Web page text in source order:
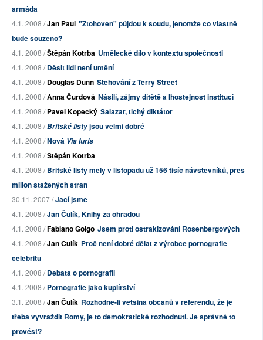
armáda
4.1. 2008 /Jan Paul "Ztohoven" půjdou k soudu, jenomže co vlastně
bude souzeno?
4.1. 2008 /Štěpán Kotrba Umělecké dílo v kontextu společnosti
4.1. 2008 /Děsit lidi není umění
4.1. 2008 /Douglas Dunn Stěhování z Terry Street
4.1. 2008 /Anna Čurdová Násilí, zájmy dítětě a lhostejnost institucí
4.1. 2008 /Pavel Kopecký Salazar, tichý diktátor
4.1. 2008 /Britské listyjsou velmi dobré
4.1. 2008 /Nová Via Iuris
4.1. 2008 /Štěpán Kotrba
4.1. 2008 /Britské listy měly v listopadu už 156 tisíc návštěvníků, přes
milion stažených stran
30.11. 2007 /Jací jsme
4.1. 2008 /Jan Čulík, Knihy za ohradou
4.1. 2008 /Fabiano Golgo Jsem proti ostrakizování Rosenbergových
4.1. 2008 /Jan Čulík Proč není dobré dělat z výrobce pornografie
celebritu
4.1. 2008 /Debata o pornografii
4.1. 2008 /Pornografie jako kuplířství
3.1. 2008 /Jan Čulík Rozhodne-li většina občanů v referendu, že je
třeba vyvraždit Romy, je to demokratické rozhodnutí. Je správné to
provést?